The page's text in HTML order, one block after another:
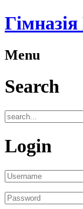
Menu
Search
Login